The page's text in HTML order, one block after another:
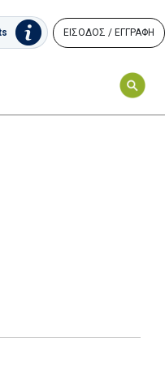
ΕΙΣΟΔΟΣ / ΕΓΓΡΑΦΗ